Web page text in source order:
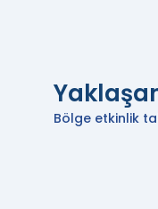
Bölge etkinlik